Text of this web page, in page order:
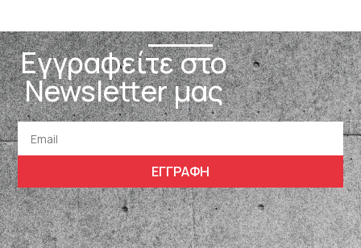
Εγγραφείτε στο
Newsletter μας
ΕΓΓΡΑΦΗ